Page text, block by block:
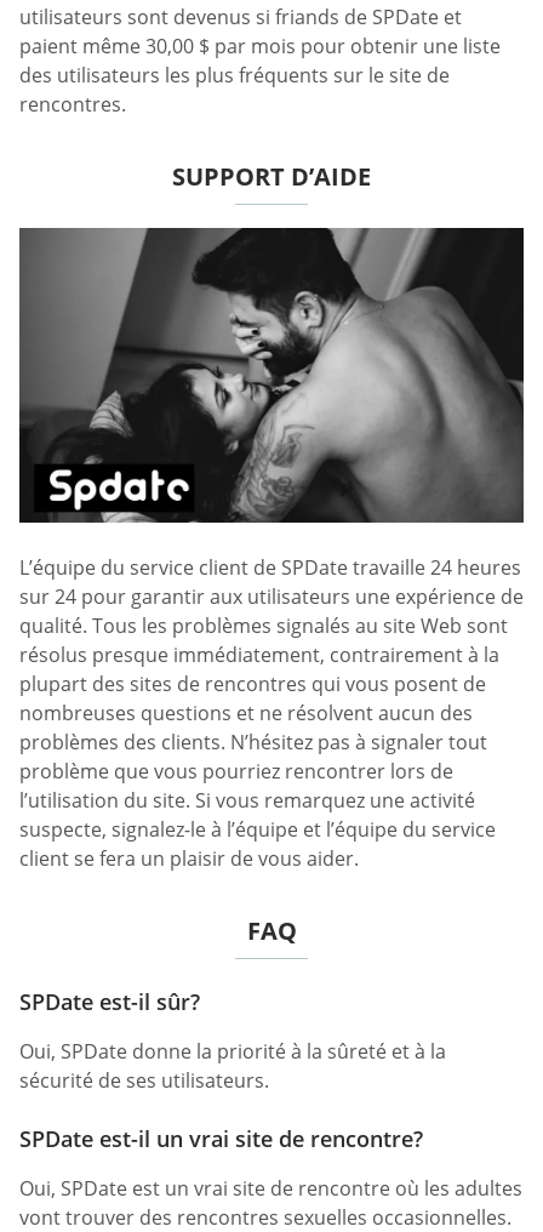
utilisateurs sont devenus si friands de SPDate et
paient même 30,00 $ par mois pour obtenir une liste
des utilisateurs les plus fréquents sur le site de
rencontres.
SUPPORT D’AIDE
L’équipe du service client de SPDate travaille 24 heures
sur 24 pour garantir aux utilisateurs une expérience de
qualité. Tous les problèmes signalés au site Web sont
résolus presque immédiatement, contrairement à la
plupart des sites de rencontres qui vous posent de
nombreuses questions et ne résolvent aucun des
problèmes des clients. N’hésitez pas à signaler tout
problème que vous pourriez rencontrer lors de
l’utilisation du site. Si vous remarquez une activité
suspecte, signalez-le à l’équipe et l’équipe du service
client se fera un plaisir de vous aider.
FAQ
SPDate est-il sûr?
Oui, SPDate donne la priorité à la sûreté et à la
sécurité de ses utilisateurs.
SPDate est-il un vrai site de rencontre?
Oui, SPDate est un vrai site de rencontre où les adultes
vont trouver des rencontres sexuelles occasionnelles.